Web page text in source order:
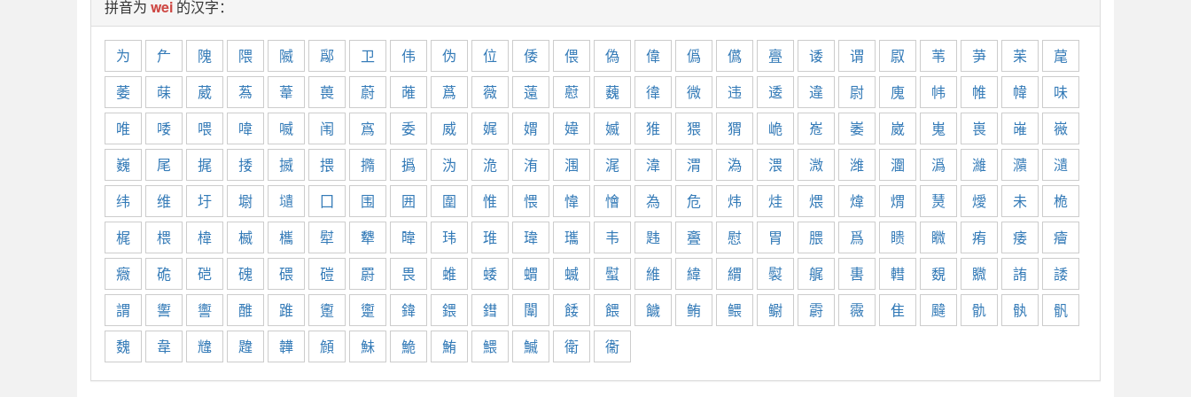
拼音为 wei 的汉字：
为 厃 隗 隈 隇 鄬 卫 伟 伪 位 倭 偎 偽 偉 僞 儰 亹 诿 谓 叞 苇 芛 苿
荱
萎
菋 葳 蒍 葦 葨 蔚 蓶 蔿 薇 薳 藯 蘶 徫 微 违 逶 違 尉 廆 帏 帷 幃
味
唯
唩 喂 喡 喴 闱 寪 委 威 娓 媦 媁 媙 猚 猥 猬 峗 峞 崣 崴 嵬 嵔 嶉
嶶
巍
尾 捤 捼 揻 揋 撱 撝 沩 洈 洧 涠 浘 湋 渭 溈 渨 溦 潍 潿 潙 濰 濻
瀢
纬
维 圩 墛 壝 囗 围 囲 圍 惟 愄 愇 懀 為 危 炜 烓 煨 煒 煟 熭 燰 未
桅
梶
椳 椲 楲 欈 犚 犩 暐 玮 琟 瑋 瓗 韦 韪 斖 慰 胃 腲 爲 瞆 矀 痏 痿
癐
癓
硊 硙 磈 碨 磑 罻 畏 蜼 蜲 蝟 蝛 螱 維 緯 緭 褽 艉 軎 轊 覣 覹 詴
諉
謂
讆 讏 醀 踓 躗 躛 鍏 鍡 鏏 闈 餧 餵 饖 鲔 鳂 鳚 霨 霺 隹 颹 骩 骫
骪
魏
韋 韑 韙 韡 頠 鮇 鮠 鮪 鰃 鰄 衛 衞